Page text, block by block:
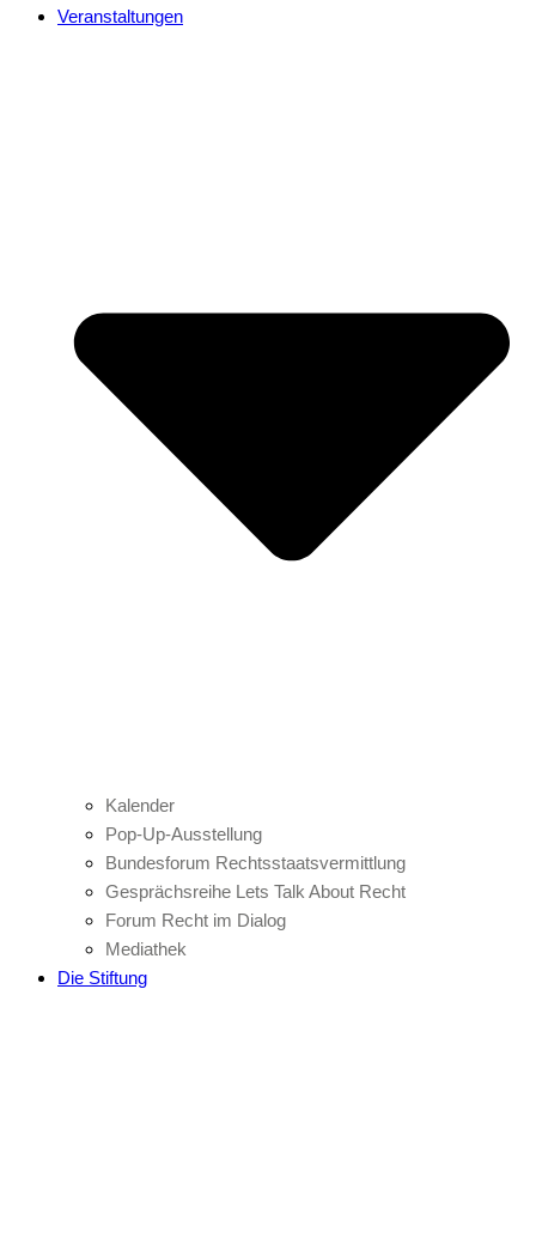
Veranstaltungen
Kalender
Pop-Up-Ausstellung
Bundesforum Rechtsstaatsvermittlung
Gesprächsreihe Lets Talk About Recht
Forum Recht im Dialog
Mediathek
Die Stiftung